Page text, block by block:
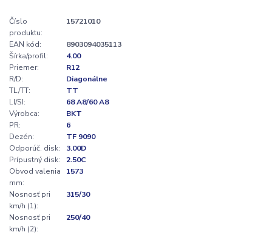
Číslo
produktu:
15721010
EAN kód:
8903094035113
Šírka/profil:
4.00
Priemer:
R12
R/D:
Diagonálne
TL/TT:
TT
LI/SI:
68 A8/60 A8
Výrobca:
BKT
PR:
6
Dezén:
TF 9090
Odporúč. disk:
3.00D
Prípustný disk:
2.50C
Obvod valenia
mm:
1573
Nosnosť pri
km/h (1):
315/30
Nosnosť pri
km/h (2):
250/40